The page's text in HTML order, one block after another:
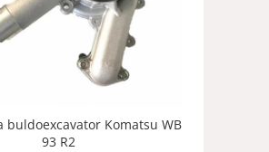
buldoexcavator Komatsu WB
93 R2